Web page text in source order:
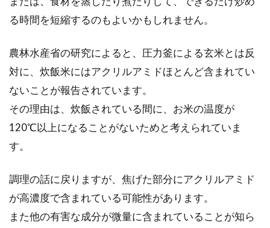
る時間を短縮するのもよいかもしれません。
農林水産省の研究によると、圧力釜による玄米とは反
対に、炊飯米にはアクリルアミドほとんど含まれてい
ないことが報告されています。
その理由は、炊飯されている間に、お米の温度が
120℃以上になることがないためと考えられていま
す。
調理の話に戻りますが、焦げた部分にアクリルアミド
が高濃度で含まれている可能性があります。
また他の有害な成分が微量に含まれていることが知ら